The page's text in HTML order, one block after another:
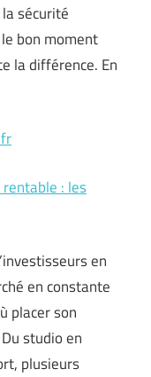
sécurité
bon moment
la différence. En
: les
en
en constante
placer son
studio en
plusieurs